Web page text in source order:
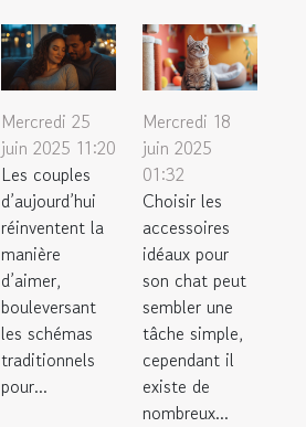
Mercredi 25
juin 2025 11:20
Les couples
d’aujourd’hui
réinventent la
manière
d’aimer,
bouleversant
les schémas
traditionnels
pour...
Mercredi 18
juin 2025
01:32
Choisir les
accessoires
idéaux pour
son chat peut
sembler une
tâche simple,
cependant il
existe de
nombreux...